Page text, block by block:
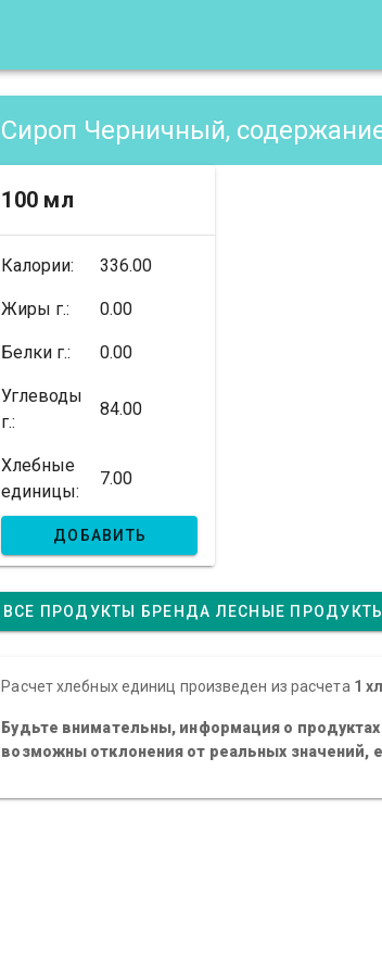
Сироп Черничный,
100 мл
Калории: 336.00
Жиры г.: 0.00
Белки г.: 0.00
Углеводы
г.:
84.00
Хлебные
единицы:
7.00
ДОБАВИТЬ
ВСЕ ПРОДУКТЫ БРЕНДА ЛЕСНЫЕ ПРОДУКТЫ
Расчет хлебных единиц произведен из расчета 1
Будьте внимательны, информация о
возможны отклонения от реальных значений,